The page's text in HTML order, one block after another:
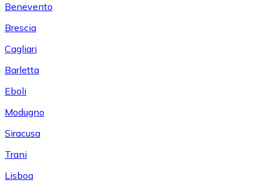
Benevento
Brescia
Cagliari
Barletta
Eboli
Modugno
Siracusa
Trani
Lisboa